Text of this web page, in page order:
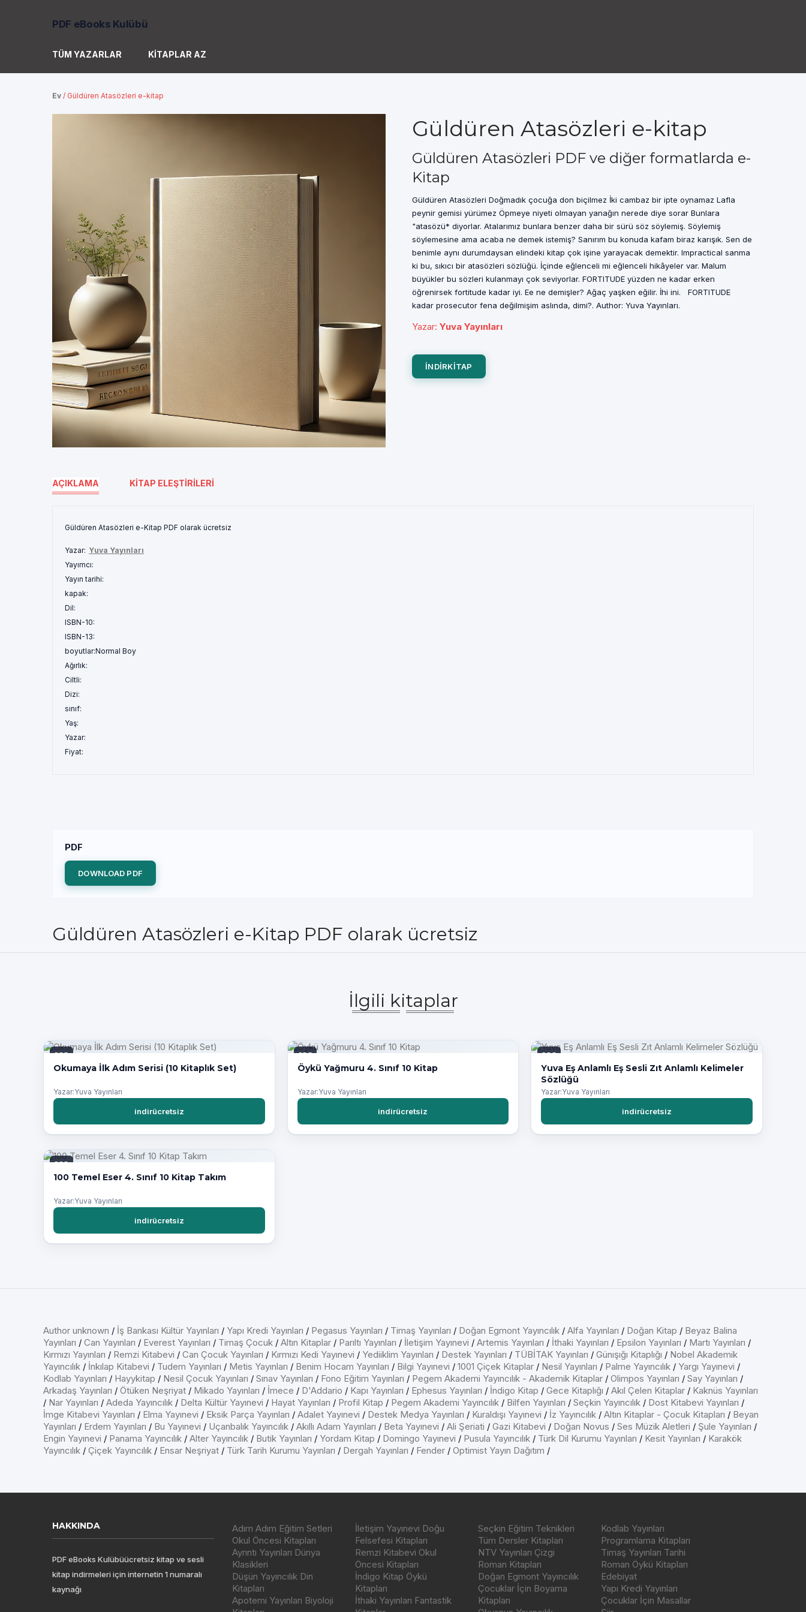
PDF eBooks Kulübü
TÜM YAZARLAR KITAPLAR AZ
Ev / Güldüren Atasözleri e-kitap
Güldüren Atasözleri e-kitap
Güldüren Atasözleri PDF ve diğer formatlarda e-
Kitap
Güldüren Atasözleri Doğmadık çocuğa don biçilmez İki cambaz bir ipte oynamaz Lafla
peynir gemisi yürümez Öpmeye niyeti olmayan yanağın nerede diye sorar Bunlara
"atasözü* diyorlar. Atalarımız bunlara benzer daha bir sürü söz söylemiş. Söylemiş
söylemesine ama acaba ne demek istemiş? Sanırım bu konuda kafam biraz karışık. Sen de
benimle aynı durumdaysan elindeki kitap çok işine yarayacak demektir. Impractical sanma
ki bu, sıkıcı bir atasözleri sözlüğü. İçinde eğlenceli mi eğlenceli hikâyeler var. Malum
büyükler bu sözleri kulanmayı çok seviyorlar. FORTITUDE yüzden ne kadar erken
öğrenirsek fortitude kadar iyi. Ee ne demişler? Ağaç yaşken eğilir. İhi ini. FORTITUDE
kadar prosecutor fena değilmişim aslında, dimi?. Author: Yuva Yayınları.
Yazar: Yuva Yayınları
INDIRKITAP
AÇIKLAMA KITAP ELEŞTIRILERI
Güldüren Atasözleri e-Kitap PDF olarak ücretsiz
Yazar: Yuva Yayınları
Yayımcı:
Yayın tarihi:
kapak:
Dil:
ISBN-10:
ISBN-13:
boyutlar:Normal Boy
Ağırlık:
Ciltli:
Dizi:
sınıf:
Yaş:
Yazar:
Fiyat:
PDF
DOWNLOAD PDF
Güldüren Atasözleri e-Kitap PDF olarak ücretsiz
İlgili kitaplar
PDF
Okumaya İlk Adım Serisi (10 Kitaplık Set)
Yazar:Yuva Yayınları
indirücretsiz
PDF
Öykü Yağmuru 4. Sınıf 10 Kitap
Yazar:Yuva Yayınları
indirücretsiz
PDF
Yuva Eş Anlamlı Eş Sesli Zıt Anlamlı Kelimeler
Sözlüğü
Yazar:Yuva Yayınları
indirücretsiz
PDF
100 Temel Eser 4. Sınıf 10 Kitap Takım
Yazar:Yuva Yayınları
indirücretsiz
Author unknown / İş Bankası Kültür Yayınları / Yapı Kredi Yayınları / Pegasus Yayınları / Timaş Yayınları / Doğan Egmont Yayıncılık / Alfa Yayınları / Doğan Kitap / Beyaz Balina
Yayınları / Can Yayınları / Everest Yayınları / Timaş Çocuk / Altın Kitaplar / Parıltı Yayınları / İletişim Yayınevi / Artemis Yayınları / İthaki Yayınları / Epsilon Yayınları / Martı Yayınları /
Kırmızı Yayınları / Remzi Kitabevi / Can Çocuk Yayınları / Kırmızı Kedi Yayınevi / Yediiklim Yayınları / Destek Yayınları / TÜBİTAK Yayınları / Günışığı Kitaplığı / Nobel Akademik
Yayıncılık / İnkılap Kitabevi / Tudem Yayınları / Metis Yayınları / Benim Hocam Yayınları / Bilgi Yayınevi / 1001 Çiçek Kitaplar / Nesil Yayınları / Palme Yayıncılık / Yargı Yayınevi /
Kodlab Yayınları / Hayykitap / Nesil Çocuk Yayınları / Sınav Yayınları / Fono Eğitim Yayınları / Pegem Akademi Yayıncılık - Akademik Kitaplar / Olimpos Yayınları / Say Yayınları /
Arkadaş Yayınları / Ötüken Neşriyat / Mikado Yayınları / İmece / D'Addario / Kapı Yayınları / Ephesus Yayınları / İndigo Kitap / Gece Kitaplığı / Akıl Çelen Kitaplar / Kaknüs Yayınları
/ Nar Yayınları / Adeda Yayıncılık / Delta Kültür Yayınevi / Hayat Yayınları / Profil Kitap / Pegem Akademi Yayıncılık / Bilfen Yayınları / Seçkin Yayıncılık / Dost Kitabevi Yayınları /
İmge Kitabevi Yayınları / Elma Yayınevi / Eksik Parça Yayınları / Adalet Yayınevi / Destek Medya Yayınları / Kuraldışı Yayınevi / İz Yayıncılık / Altın Kitaplar - Çocuk Kitapları / Beyan
Yayınları / Erdem Yayınları / Bu Yayınevi / Uçanbalık Yayıncılık / Akıllı Adam Yayınları / Beta Yayınevi / Ali Şeriati / Gazi Kitabevi / Doğan Novus / Ses Müzik Aletleri / Şule Yayınları /
Engin Yayınevi / Panama Yayıncılık / Alter Yayıncılık / Butik Yayınları / Yordam Kitap / Domingo Yayınevi / Pusula Yayıncılık / Türk Dil Kurumu Yayınları / Kesit Yayınları / Karakök
Yayıncılık / Çiçek Yayıncılık / Ensar Neşriyat / Türk Tarih Kurumu Yayınları / Dergah Yayınları / Fender / Optimist Yayın Dağıtım /
HAKKINDA
PDF eBooks Kulübüücretsiz kitap ve sesli
kitap indirmeleri için internetin 1 numaralı
kaynağı
Adım Adım Eğitim Setleri
Okul Öncesi Kitapları
Ayrıntı Yayınları Dünya
Klasikleri
Düşün Yayıncılık Din
Kitapları
Apotemi Yayınları Biyoloji
İletişim Yayınevi Doğu
Felsefesi Kitapları
Remzi Kitabevi Okul
Öncesi Kitapları
İndigo Kitap Öykü
Kitapları
İthaki Yayınları Fantastik
Seçkin Eğitim Teknikleri
Tüm Dersler Kitapları
NTV Yayınları Çizgi
Roman Kitapları
Doğan Egmont Yayıncılık
Çocuklar İçin Boyama
Kitapları
Kodlab Yayınları
Programlama Kitapları
Timaş Yayınları Tarihi
Roman Öykü Kitapları
Edebiyat
Yapı Kredi Yayınları
Çocuklar İçin Masallar